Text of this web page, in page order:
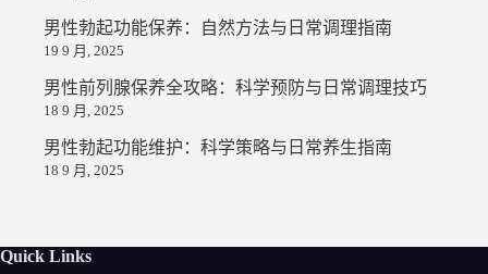
男性勃起功能保养：自然方法与日常调理指南
19 9 月, 2025
男性前列腺保养全攻略：科学预防与日常调理技巧
18 9 月, 2025
男性勃起功能维护：科学策略与日常养生指南
18 9 月, 2025
Quick Links